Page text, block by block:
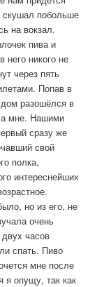
скушал побольше
на вокзал.
пива и
него никого не
через пять
Попав в
разошёлся в
мне. Нашими
сразу же
свой
полка,
интереснейших
но из его, не
очень
часов
спать. Пиво
мне после
я опущу, так как